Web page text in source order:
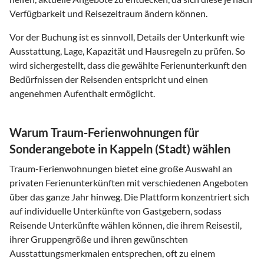
Verfügbarkeit und Reisezeitraum ändern können.
Vor der Buchung ist es sinnvoll, Details der Unterkunft wie
Ausstattung, Lage, Kapazität und Hausregeln zu prüfen. So
wird sichergestellt, dass die gewählte Ferienunterkunft den
Bedürfnissen der Reisenden entspricht und einen
angenehmen Aufenthalt ermöglicht.
Warum Traum-Ferienwohnungen für
Sonderangebote in Kappeln (Stadt) wählen
Traum-Ferienwohnungen bietet eine große Auswahl an
privaten Ferienunterkünften mit verschiedenen Angeboten
über das ganze Jahr hinweg. Die Plattform konzentriert sich
auf individuelle Unterkünfte von Gastgebern, sodass
Reisende Unterkünfte wählen können, die ihrem Reisestil,
ihrer Gruppengröße und ihren gewünschten
Ausstattungsmerkmalen entsprechen, oft zu einem